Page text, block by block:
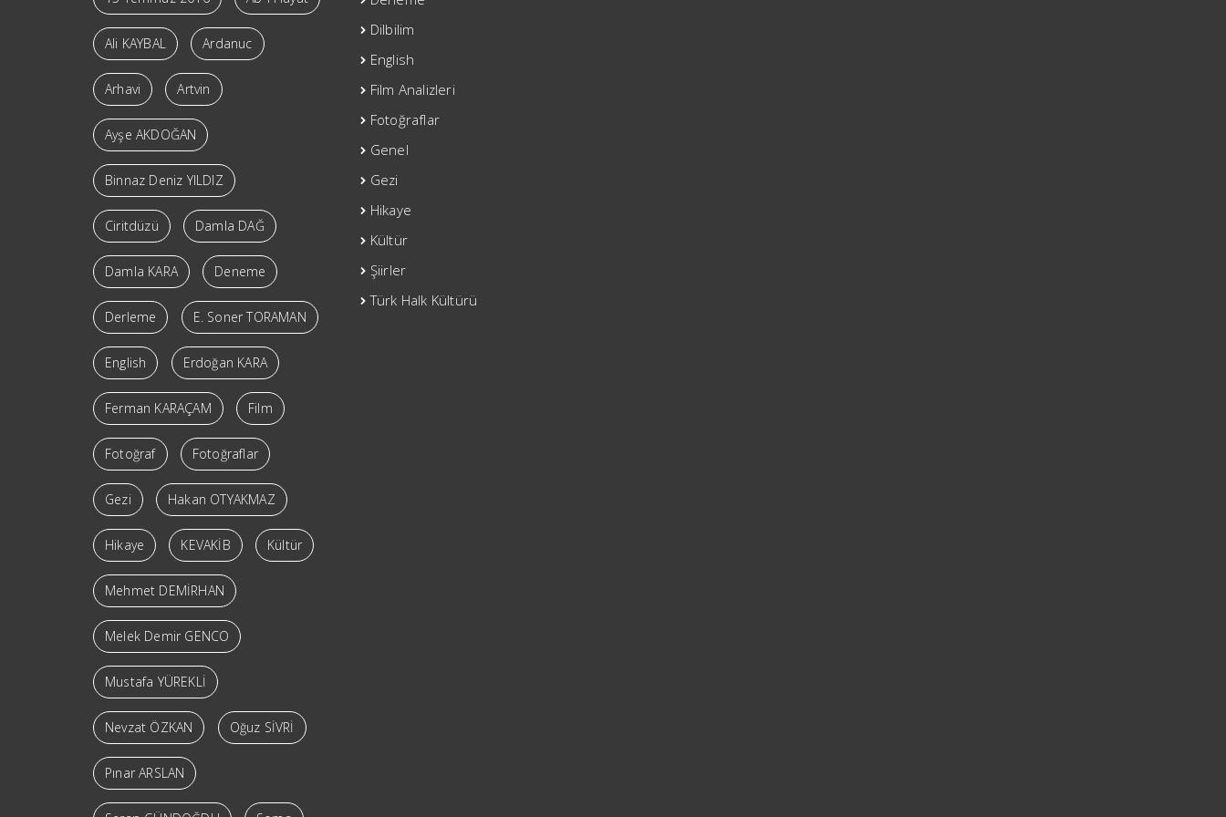
Ali KAYBAL Ardanuc
Arhavi Artvin
Ayşe AKDOĞAN
Binnaz Deniz YILDIZ
Ciritdüzü Damla DAĞ
Damla KARA Deneme
Derleme E. Soner TORAMAN
English Erdoğan KARA
Ferman KARAÇAM Film
Fotoğraf Fotoğraflar
Gezi Hakan OTYAKMAZ
Hikaye KEVAKİB Kültür
Mehmet DEMİRHAN
Melek Demir GENCO
Mustafa YÜREKLİ
Nevzat ÖZKAN Oğuz SİVRİ
Pınar ARSLAN
Dilbilim
English
Film Analizleri
Fotoğraflar
Genel
Gezi
Hikaye
Kültür
Şiirler
Türk Halk Kültürü